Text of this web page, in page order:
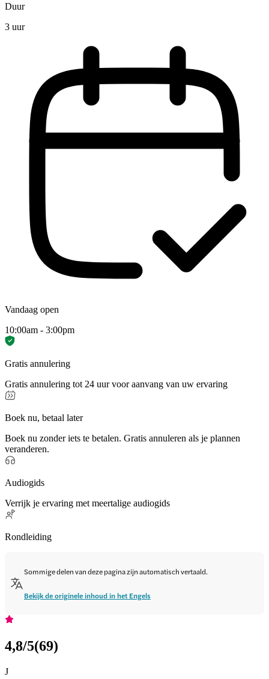
Duur
3 uur
Vandaag open
10:00am - 3:00pm
Gratis annulering
Gratis annulering tot 24 uur voor aanvang van uw ervaring
Boek nu, betaal later
Boek nu zonder iets te betalen. Gratis annuleren als je plannen
veranderen.
Audiogids
Verrijk je ervaring met meertalige audiogids
Rondleiding
Sommige delen van deze pagina zijn automatisch vertaald.
Bekijk de originele inhoud in het Engels
4,8/5(69)
J